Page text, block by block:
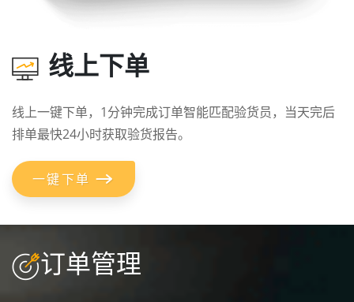
线上下单
线上一键下单，1分钟完成订单智能匹配验货员，当天完后
排单最快24小时获取验货报告。
一键下单
订单管理